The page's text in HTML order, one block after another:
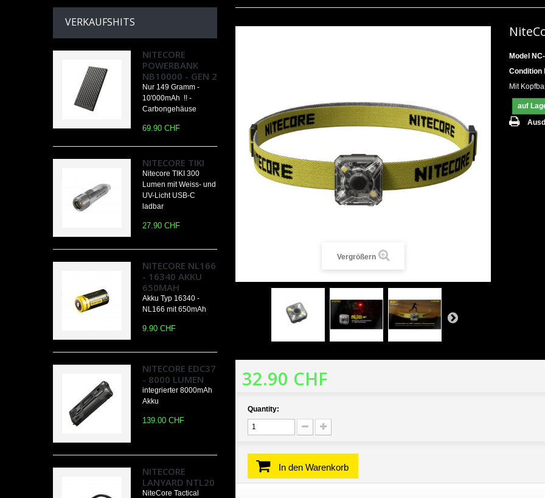
VERKAUFSHITS
NITECORE
POWERBANK
NB10000 - GEN 2
Nur 149 Gramm -
10'000mAh !! -
Carbongehäuse
69.90 CHF
NITECORE TIKI
Nitecore TIKI 300
Lumen mit Weiss- und
UV-Licht USB-C
ladbar
27.90 CHF
NITECORE NL166
- 16340 AKKU
650MAH
Akku Typ 16340 -
NL166 mit 650mAh
9.90 CHF
NITECORE EDC37
- 8000 LUMEN
integrierter 8000mAh
Akku
139.00 CHF
NITECORE
LANYARD NTL20
NiteCore Tactical
Vergrößern
Model
Condition
Mit
auf
32.90 CHF
Quantity:
In den Warenkorb